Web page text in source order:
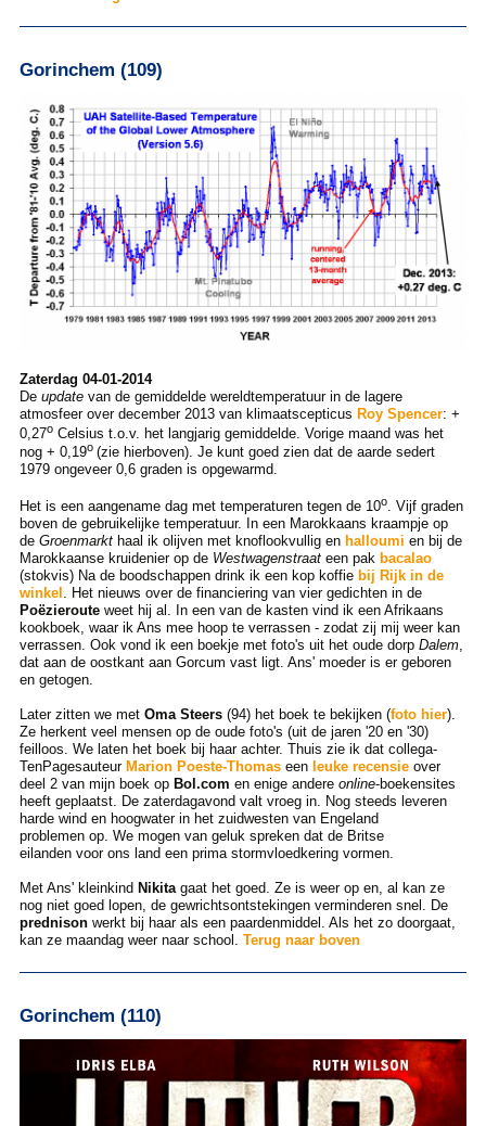
Gorinchem (109)
Zaterdag 04-01-2014
De updatevan de gemiddelde wereldtemperatuur in de lagere
atmosfeer over december 2013 van klimaatscepticus Roy Spencer: +
0,27oCelsius t.o.v. het langjarig gemiddelde. Vorige maand was het
nog + 0,19o (zie hierboven). Je kunt goed zien dat de aarde sedert
1979 ongeveer 0,6 graden is opgewarmd.
Het is een aangename dag met temperaturen tegen de 10o. Vijf graden
boven de gebruikelijke temperatuur. In een Marokkaans kraampje op
de Groenmarkthaal ik olijven met knoflookvullig en halloumi en bij de
Marokkaanse kruidenier op de Westwagenstraateen pak bacalao
(stokvis) Na de boodschappen drink ik een kop koffie bij Rijk in de
winkel . Het nieuws over de financiering van vier gedichten in de
Poëzierouteweet hij al. In een van de kasten vind ik een Afrikaans
kookboek, waar ik Ans mee hoop te verrassen - zodat zij mij weer kan
verrassen. Ook vond ik een boekje met foto's uit het oude dorp Dalem,
dat aan de oostkant aan Gorcum vast ligt. Ans' moeder is er geboren
en getogen.
Later zitten we met Oma Steers(94) het boek te bekijken (foto hier).
Ze herkent veel mensen op de oude foto's (uit de jaren '20 en '30)
feilloos. We laten het boek bij haar achter. Thuis zie ik dat collega-
TenPagesauteur Marion Poeste-Thomaseen leuke recensieover
deel 2 van mijn boek op Bol.com en enige andere online-boekensites
heeft geplaatst. De zaterdagavond valt vroeg in. Nog steeds leveren
harde wind en hoogwater in het zuidwesten van Engeland
problemen op. We mogen van geluk spreken dat de Britse
eilanden voor ons land een prima stormvloedkering vormen.
Met Ans' kleinkind Nikitagaat het goed. Ze is weer op en, al kan ze
nog niet goed lopen, de gewrichtsontstekingen verminderen snel. De
prednisonwerkt bij haar als een paardenmiddel. Als het zo doorgaat,
kan ze maandag weer naar school. Terug naar boven
Gorinchem (110)